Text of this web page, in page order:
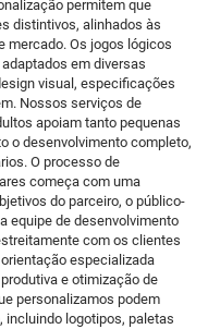
permitem que
distintivos, alinhados às
mercado. Os jogos lógicos
em diversas
visual, especificações
Nossos serviços de
apoiam tanto pequenas
o desenvolvimento completo,
O processo de
começa com uma
do parceiro, o público-
equipe de desenvolvimento
com os clientes
especializada
e otimização de
personalizamos podem
incluindo logotipos, paletas